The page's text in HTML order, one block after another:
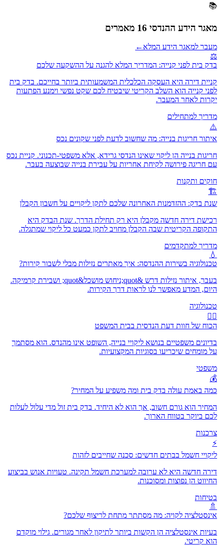
📚
מאגר הידע ההנדסי 16 מאמרים
מעבר למאגר הידע המלא←
⚖️
בדק בית לפני קנייה: המדריך המלא להגנה על ההשקעה שלכם
קניית דירה היא העסקה הכלכלית המשמעותית ביותר בחייכם. בדק בית
לפני קנייה הוא השלב הקריטי שיבטיח לכם שקט נפשי וימנע הפתעות
יקרות לאחר המעבר.
מדריך למתחילים
⚠️
איתור חריגות בנייה: מה שחשוב לדעת לפני שקונים נכס
חריגות בנייה הן ליקוי שאינו הנדסי גרידא, אלא משפטי-תכנוני. קניית נכס
עם חריגה פירושה לקיחת אחריות על עבירת בנייה שבוצעה בעבר.
חוקים ותקנות
🏗️
שנת בדק: ההזדמנות האחרונה שלכם לתקן ליקויים על חשבון הקבלן
רכישת דירה חדשה מקבלן היא רק תחילת הדרך. שנת הבדק היא
התקופה הקריטית שבה הקבלן מחויב לתקן כמעט כל ליקוי שמתגלה.
מדריך למתקדמים
💧
טכנולוגיה בשירות ההנדסה: איך מאתרים נזילות מבלי לשבור קירות?
בעבר, איתור נזילות דרש &quot;ניחוש מושכל&quot; ושבירת קרמיקה.
היום, המדע מאפשר לנו לראות דרך הקירות.
טכנולוגיה
👨‍⚖️
הכוח של חוות דעת הנדסית בבית המשפט
בדיונים משפטיים בנושא ליקויי בנייה, השופט אינו מהנדס. הוא מסתמך
על מומחים שיכריעו בסוגיות המקצועיות.
משפטי
💰
כמה באמת עולה בדק בית ומה משפיע על המחיר?
המחיר הוא גורם חשוב, אך הוא לא היחיד. בדק בית זול מדי עלול לעלות
לכם ביוקר בטווח הארוך.
צרכנות
⚡
ליקויי חשמל בבתים חדשים: סכנה שחייבים לזהות
דירה חדשה היא לא ערובה למערכת חשמל תקינה. טעויות אנוש בביצוע
החיווט הן נפוצות ומסוכנות.
בטיחות
🚿
אינסטלציה לקויה: מה מסתתר מתחת לריצוף שלכם?
בעיות אינסטלציה הן הקשות ביותר לתיקון לאחר מגורים. גילוי מוקדם
הוא קריטי.